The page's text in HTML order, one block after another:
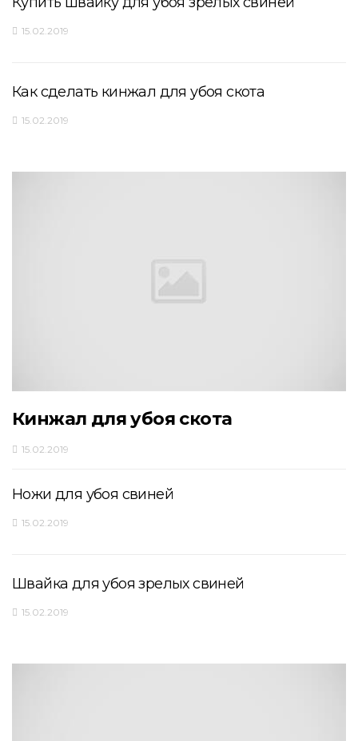
15.02.2019
Как сделать кинжал для убоя скота
15.02.2019
Кинжал для убоя скота
15.02.2019
Ножи для убоя свиней
15.02.2019
Швайка для убоя зрелых свиней
15.02.2019